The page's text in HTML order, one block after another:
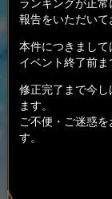
報告をいただいて
本件につきまして
イベント終了前ま
修正完了まで今
ます。
ご不便・ご迷惑
す。